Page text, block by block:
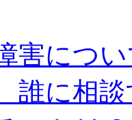
害につ
誰に相